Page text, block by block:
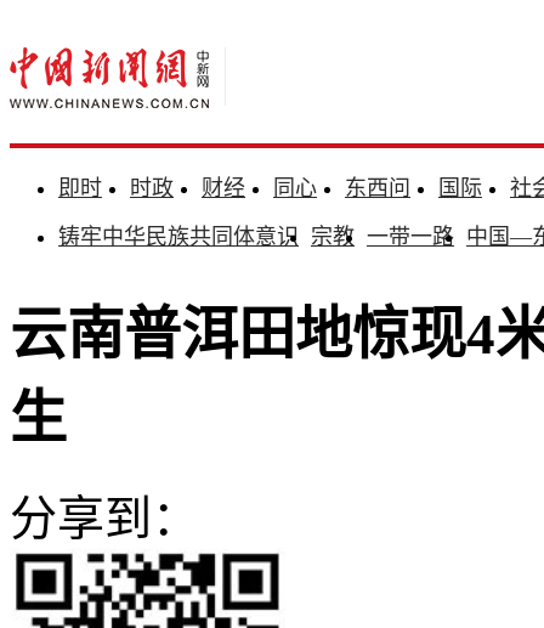
即时 时政 财经 同心 东西问 国际
社
铸牢中华民族共同体意识 宗教 一带一路 中国—
云南普洱田地惊现4
生
分享到：